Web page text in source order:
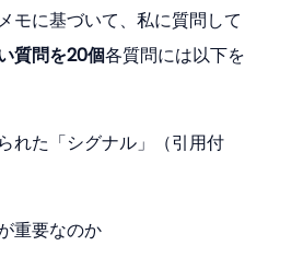
モに基づいて、私に質問して
質問を20個各質問には以下を
れた「シグナル」（引用付
重要なのか